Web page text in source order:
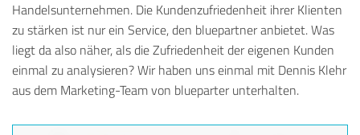
Handelsunternehmen. Die Kundenzufriedenheit ihrer Klienten
zu stärken ist nur ein Service, den bluepartner anbietet. Was
liegt da also näher, als die Zufriedenheit der eigenen Kunden
einmal zu analysieren? Wir haben uns einmal mit Dennis Klehr
aus dem Marketing-Team von blueparter unterhalten.